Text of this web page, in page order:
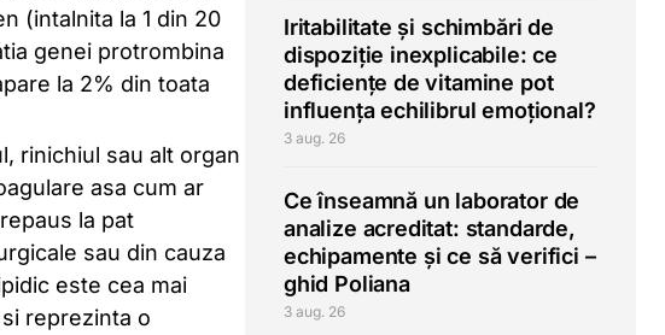
(intalnita la 1 din 20
genei protrombina
la 2% din toata
rinichiul sau alt organ
asa cum ar
la pat
sau din cauza
este cea mai
reprezinta o
Iritabilitate și schimbări de
dispoziție inexplicabile: ce
deficiențe de vitamine pot
influența echilibrul emoțional?
3 aug. 26
Ce înseamnă un laborator de
analize acreditat: standarde,
echipamente și ce să verifici –
ghid Poliana
3 aug. 26